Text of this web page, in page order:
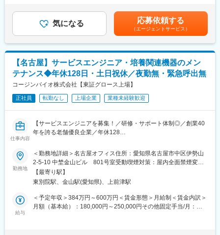
術を活用して、有機・無機試薬、高機能有機化合物、原薬などの
医薬品原料の合成・製造を受託。富士フイルム和光純薬グループ
の中核企業として、科学の発展と社会の進歩に貢献しています。
■主な事業内容：
・試薬の生産：科学技術の最先端で様々な研究ニーズに応え続け
る、当社グループブランドの高品位な試薬・研究用試薬の生産を
担う。
・化成品の生産：これまで蓄積してきたノウハウと品質管理シス
テムを活用し、お客さまの製品づくりにおける信頼のパートナー
として、ラボ検討から商業生産まで一貫した開発・製造体制を構
築。
・医療品の生産：GMPに対応した多様な製造設備を有しており、
治験原薬・中間体や医薬品原薬・中間体、高薬理活性原薬などの
変更の範囲：会社の定める業務全般
し、看護師や臨床検査技師の方と信頼関係を構築することがミッ
ションです。
・担当施設は20～25施設程（1日に3～5件程度訪問）
＜1日の流れ ※訪問には社用車を使用＞
◎出社 ※直行の場合もあり
◎メールチェック等
◎取引ある医療機関を訪問
◎退社 ※訪問先から直帰も可能
★訪問施設や訪問件数などは、自分でスケジュールを決めること
ができます
＜担当する製品＞
慣れていただけます。
商材がシンプルな分、提案内容に集中でき、未経験の方でもスタ
ートしやすい環境です。
・残業ほぼ無し（月0～5h程度）
└家事や育児などのプライベートと仕事を両立しやすい働き方で
礼金が15万（単身）、25万（家族帯同）、仲介手数料家賃1ヶ月
分も会社負担となります。尚、社宅適用となった場合は、適用が
異なります。賃金はあくまでも目安の金額であり、選考を通じて
上下する可能性があります。月給(月額)は固定手当を含めた表記で
す。
気になる 応募依頼する
（エージェントサービス）
【名古屋】サービスエンジニア・培養関連機器のメン
テナンス◆年休128日・土日祝休／夜勤無・緊急呼出無
コージンバイオ株式会社【東証グロース上場】
正社員 転勤なし 上場企業 業種未経験歓迎
仕事内容
【サービスエンジニアを募集！／研修・サポート体制◎／創業40
年を誇る老舗優良企業／年休128
【はじめに】
今回は増員を目的にサービスエンジニアを募集します。ご担当い
ただくのは、再生医療や微生物検査に関わる培養関連の機器メン
テナンスがメインです。
【働き方】
勤務地
＜勤務地詳細＞名古屋オフィス住所：愛知県名古屋市中区伊勢山
2-5-10 中埜金山ビル 801号室受動喫煙対策：屋内全面禁煙変更
の範囲：会社の定める事業所
【最寄り駅】
東別院駅、金山駅(愛知県)、上前津駅
給与
＜予定年収＞384万円～600万円＜賃金形態＞月給制＜賃金内訳＞
月額（基本給）：180,000円～250,000円その他固定手当/月：